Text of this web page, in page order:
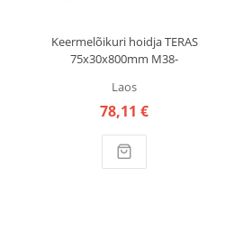
Keermelõikuri hoidja TERAS
75x30x800mm M38-
491824005 BAER
Laos
78,11 €